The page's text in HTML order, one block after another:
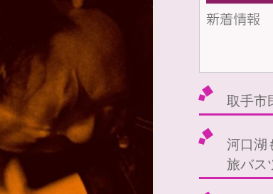
新着情報
取手市
河口湖
旅バス